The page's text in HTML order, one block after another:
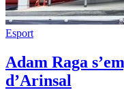
Esport
Adam Raga
d’Arinsal